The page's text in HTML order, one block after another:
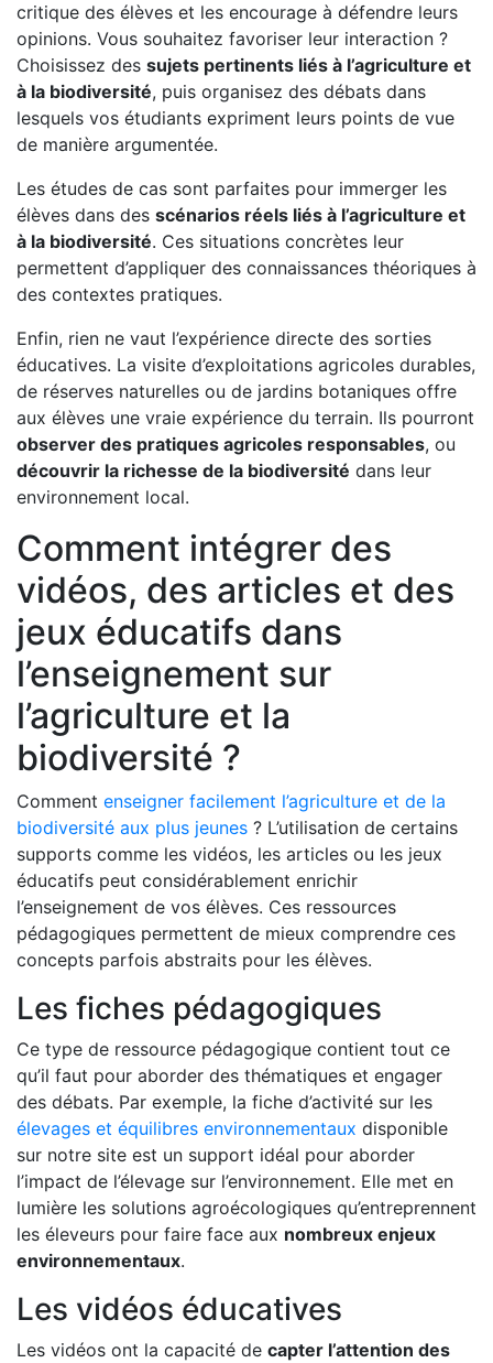
critique des élèves et les encourage à défendre leurs
opinions. Vous souhaitez favoriser leur interaction ?
Choisissez des sujets pertinents liés à l’agriculture et
à la biodiversité, puis organisez des débats dans
lesquels vos étudiants expriment leurs points de vue
de manière argumentée.
Les études de cas sont parfaites pour immerger les
élèves dans des scénarios réels liés à l’agriculture et
à la biodiversité. Ces situations concrètes leur
permettent d’appliquer des connaissances théoriques à
des contextes pratiques.
Enfin, rien ne vaut l’expérience directe des sorties
éducatives. La visite d’exploitations agricoles durables,
de réserves naturelles ou de jardins botaniques offre
aux élèves une vraie expérience du terrain. Ils pourront
observer des pratiques agricoles responsables, ou
découvrir la richesse de la biodiversité dans leur
environnement local.
Comment intégrer des
vidéos, des articles et des
jeux éducatifs dans
l’enseignement sur
l’agriculture et la
biodiversité ?
Comment enseigner facilement l’agriculture et de la
biodiversité aux plus jeunes ? L’utilisation de certains
supports comme les vidéos, les articles ou les jeux
éducatifs peut considérablement enrichir
l’enseignement de vos élèves. Ces ressources
pédagogiques permettent de mieux comprendre ces
concepts parfois abstraits pour les élèves.
Les fiches pédagogiques
Ce type de ressource pédagogique contient tout ce
qu’il faut pour aborder des thématiques et engager
des débats. Par exemple, la fiche d’activité sur les
élevages et équilibres environnementaux disponible
sur notre site est un support idéal pour aborder
l’impact de l’élevage sur l’environnement. Elle met en
lumière les solutions agroécologiques qu’entreprennent
les éleveurs pour faire face aux nombreux enjeux
environnementaux.
Les vidéos éducatives
Les vidéos ont la capacité de capter l’attention des